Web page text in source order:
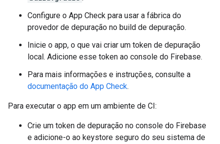
Configure o App Check para usar a fábrica do
provedor de depuração no build de depuração.
Inicie o app, o que vai criar um token de depuração
local. Adicione esse token ao console do Firebase.
Para mais informações e instruções, consulte a
documentação do App Check.
Para executar o app em um ambiente de CI:
Crie um token de depuração no console do Firebase
e adicione-o ao keystore seguro do seu sistema de